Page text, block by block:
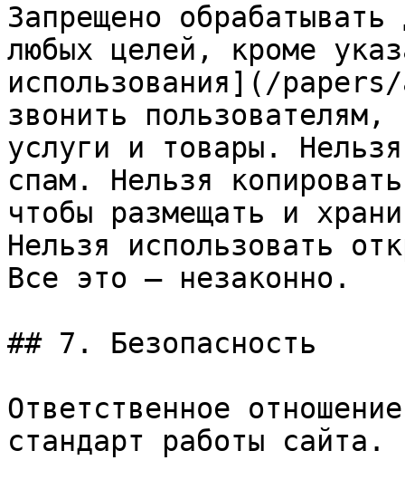
Запрещено
любых целей, кроме
использования](/
звонить
услуги и товары.
спам. Нельзя
чтобы размещать и
Нельзя использовать
Все это – незаконно.
## 7. Безопасность
Ответственное
стандарт работы сайта.